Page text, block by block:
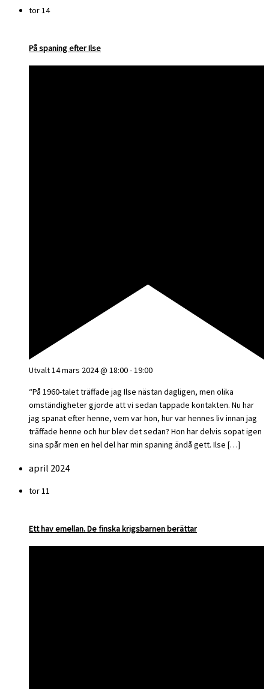
tor14
På spaning efter Ilse
Utvalt14 mars 2024 @ 18:00-19:00
“På 1960-talet träffade jag Ilse nästan dagligen, men olika
omständigheter gjorde att vi sedan tappade kontakten. Nu har
jag spanat efter henne, vem var hon, hur var hennes liv innan jag
träffade henne och hur blev det sedan? Hon har delvis sopat igen
sina spår men en hel del har min spaning ändå gett. Ilse […]
april 2024
tor11
Ett hav emellan. De finska krigsbarnen berättar